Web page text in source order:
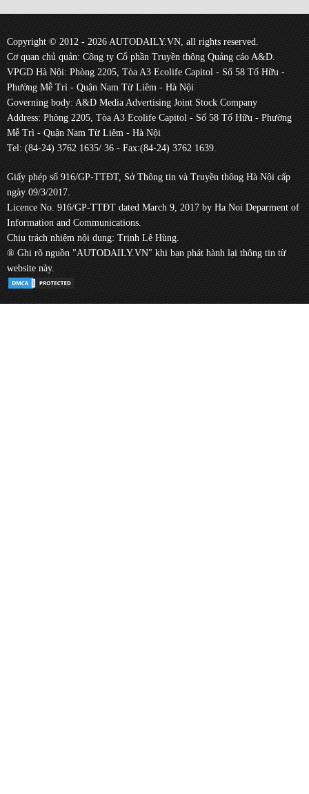
Copyright © 2012 - 2026 AUTODAILY.VN, all rights reserved.
Cơ quan chủ quản: Công ty Cổ phần Truyền thông Quảng cáo A&D.
VPGD Hà Nội: Phòng 2205, Tòa A3 Ecolife Capitol - Số 58 Tố Hữu -
Phường Mễ Trì - Quận Nam Từ Liêm - Hà Nội
Governing body: A&D Media Advertising Joint Stock Company
Address: Phòng 2205, Tòa A3 Ecolife Capitol - Số 58 Tố Hữu - Phường
Mễ Trì - Quận Nam Từ Liêm - Hà Nội
Tel: (84-24) 3762 1635/ 36 - Fax:(84-24) 3762 1639.
Giấy phép số 916/GP-TTĐT, Sở Thông tin và Truyền thông Hà Nội cấp
ngày 09/3/2017.
Licence No. 916/GP-TTĐT dated March 9, 2017 by Ha Noi Deparment of
Information and Communications.
Chịu trách nhiệm nội dung: Trịnh Lê Hùng.
® Ghi rõ nguồn "AUTODAILY.VN" khi bạn phát hành lại thông tin từ
website này.